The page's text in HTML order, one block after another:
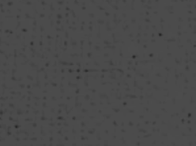
Die Berliner Finanzverwaltung
Regierungskoalition setzten für das